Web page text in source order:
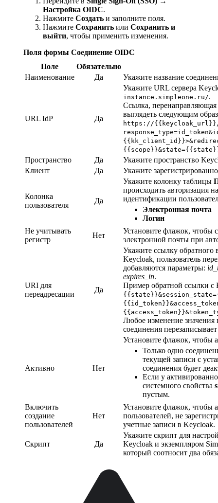
Настройка OIDC.
Нажмите Создать и заполните поля.
Нажмите Сохранить или Сохранить и
выйти, чтобы применить изменения.
Поля формы Соединение OIDC
Поле
Обязательно
Наименование
Да Укажите название
URL IdP Да
Укажите URL сервера
instance.simpleone.ru/.
Ссылка, перенаправляющая
выглядеть следующим
https://
Пространство Да
Укажите пространство
Клиент
Да Укажите
Колонка
пользователя
Да
Укажите колонку таблицы
происходить авторизация
идентификации
Электронная почта
Логин
Не учитывать
регистр
Нет
Установите флажок, чтобы
электронной почты при
URI для
переадресации
Да
Укажите ссылку обратного
Keycloak, пользователь
добавляются параметры:
expires_in.
Пример обратной ссылки с
Любое изменение значения
соединения
Активно Нет
Установите флажок, чтобы
Только одно
текущей записи с
соединения будет
Если у
системного свойства
пустым.
Включить
создание
пользователей
Нет
Установите флажок, чтобы
пользователей, не
учетные записи в Keycloak.
Скрипт Да
Укажите скрипт для
Keycloak и экземпляром
который соотносит два